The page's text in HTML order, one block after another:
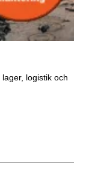
logistik och